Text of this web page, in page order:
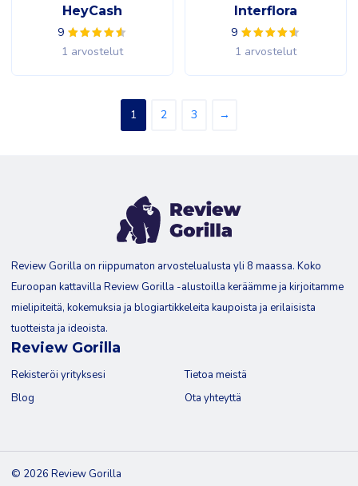
HeyCash
9
1 arvostelut
Interflora
9
1 arvostelut
1 2 3 →
Review Gorilla on riippumaton arvostelualusta yli 8 maassa. Koko
Euroopan kattavilla Review Gorilla -alustoilla keräämme ja kirjoitamme
mielipiteitä, kokemuksia ja blogiartikkeleita kaupoista ja erilaisista
tuotteista ja ideoista.
Review Gorilla
Rekisteröi yrityksesi
Blog
Tietoa meistä
Ota yhteyttä
© 2026 Review Gorilla